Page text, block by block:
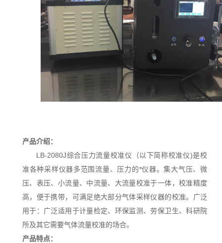
产品介绍：
LB-2080J综合压力流量校准仪（以下简称校准仪)是校
准各种采样仪器多范围流量、压力的*仪器。集大气压、微
压、表压、小流量、中流量、大流量校准于一体，校准精度
高，便于携带，可满足绝大部分气体采样仪器的校准。广泛
用于：广泛适用于计量检定、环保监测、劳保卫生、科研院
所及其它需要气体流量校准的场合。
产品特点：